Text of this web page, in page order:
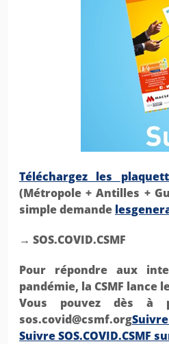
Téléchargez les
(Métropole + Antilles +
simple demande
→ SOS.COVID.CSMF
Pour répondre aux
pandémie, la CSMF lance
Vous pouvez dès à
sos.covid@csmf.orgSuivre
Suivre SOS.COVID.CSMF